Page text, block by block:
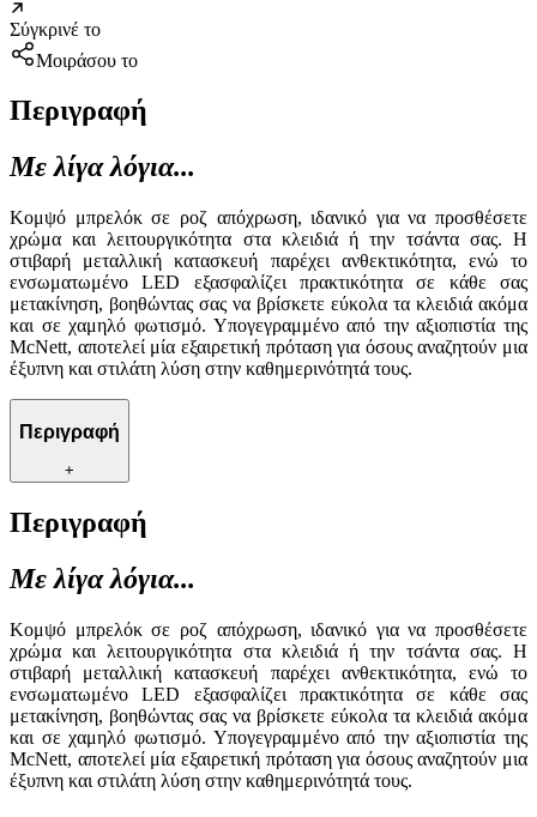
Σύγκρινέ το
Μοιράσου το
Περιγραφή
Με λίγα λόγια...
Κομψό μπρελόκ σε ροζ απόχρωση, ιδανικό για να προσθέσετε
χρώμα και λειτουργικότητα στα κλειδιά ή την τσάντα σας. Η
στιβαρή μεταλλική κατασκευή παρέχει ανθεκτικότητα, ενώ το
ενσωματωμένο LED εξασφαλίζει πρακτικότητα σε κάθε σας
μετακίνηση, βοηθώντας σας να βρίσκετε εύκολα τα κλειδιά ακόμα
και σε χαμηλό φωτισμό. Υπογεγραμμένο από την αξιοπιστία της
McNett, αποτελεί μία εξαιρετική πρόταση για όσους αναζητούν μια
έξυπνη και στιλάτη λύση στην καθημερινότητά τους.
Περιγραφή
+
Περιγραφή
Με λίγα λόγια...
Κομψό μπρελόκ σε ροζ απόχρωση, ιδανικό για να προσθέσετε
χρώμα και λειτουργικότητα στα κλειδιά ή την τσάντα σας. Η
στιβαρή μεταλλική κατασκευή παρέχει ανθεκτικότητα, ενώ το
ενσωματωμένο LED εξασφαλίζει πρακτικότητα σε κάθε σας
μετακίνηση, βοηθώντας σας να βρίσκετε εύκολα τα κλειδιά ακόμα
και σε χαμηλό φωτισμό. Υπογεγραμμένο από την αξιοπιστία της
McNett, αποτελεί μία εξαιρετική πρόταση για όσους αναζητούν μια
έξυπνη και στιλάτη λύση στην καθημερινότητά τους.